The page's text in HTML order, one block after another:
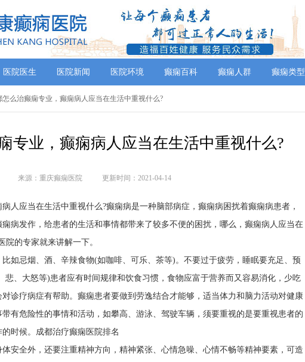
医院医生 医院新闻 医院环境 癫痫百科 癫痫人群 癫痫类型
么治癫痫专业，癫痫病人应当在生活中重视什么?
专业，癫痫病人应当在生活中重视什么?
来源：重庆癫痫医院 更新时间：2021-04-14
人应当在生活中重视什么?癫痫病是一种脑部病症，癫痫病困扰着癫痫病患者，
病发作，给患者的生活和事情都带来了较多不便的困扰，哪么，癫痫病人应当在
院的专家就来讲解一下。
如忌烟、酒、辛辣食物(如咖啡、可乐、茶等)。不要过于疲劳，睡眠要充足、预
悲、大怒等)患者应有时间规律和饮食习惯，食物应富于营养而又容易消化，少吃
诊疗病症有帮助。癫痫患者要做到劳逸结合才能够，适当体力和脑力活动对健康
有危险性的事情和活动，如攀高、游泳、驾驶车辆，须要重视的是要重视患者的
时候。 成都治疗癫痫医院排名
安全外，还要注重精神方向，精神紧张、心情急噪、心情不畅等精神要素，可造